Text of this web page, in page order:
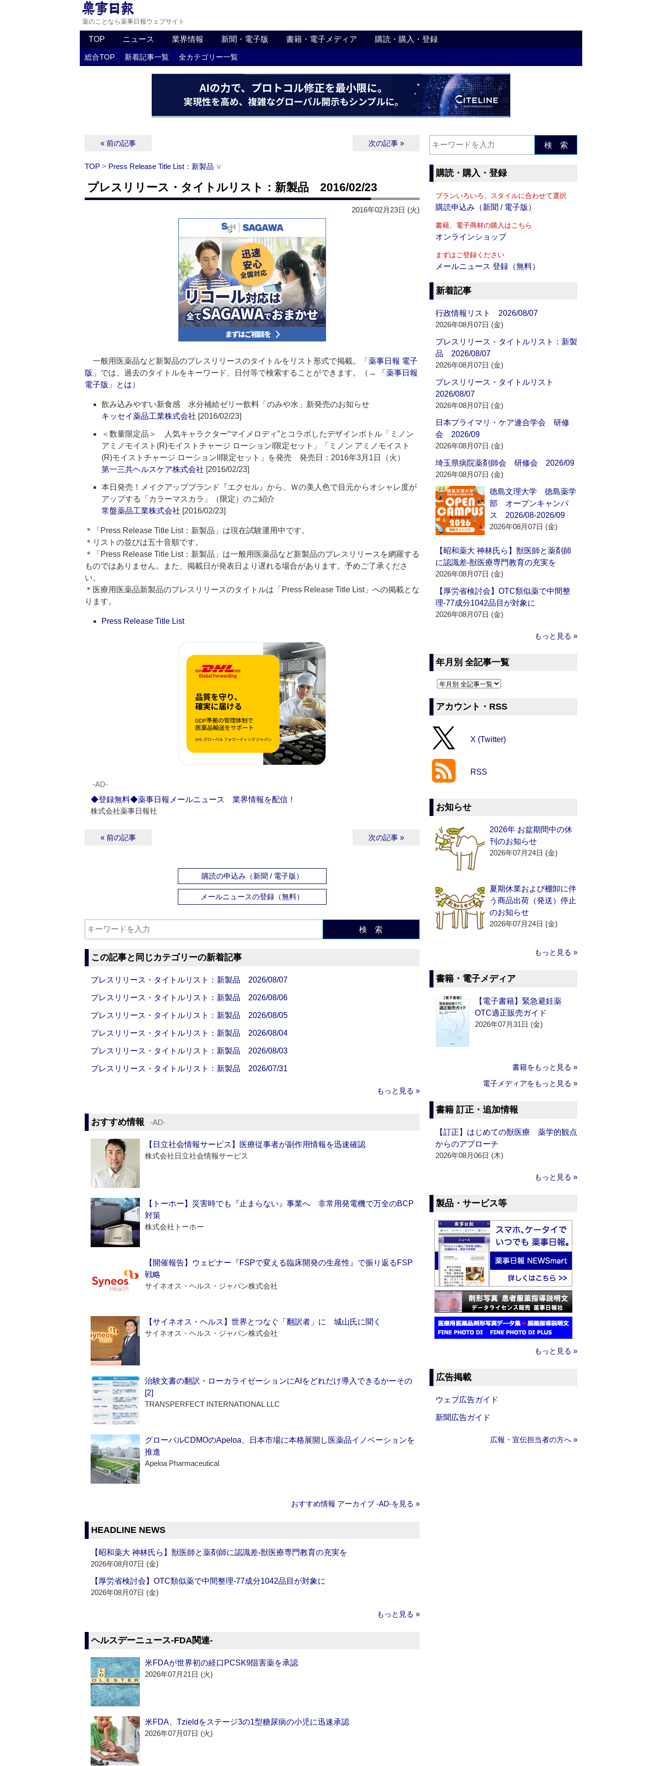
薬のことなら薬事日報ウェブサイト
TOP ニュース 業界情報 新聞・電子版 書籍・電子メディア 購読・購入・登録
総合TOP 新着記事一覧 全カテゴリー一覧
« 前の記事 次の記事 »
TOP > Press Release Title List：新製品 ∨
プレスリリース・タイトルリスト：新製品 2016/02/23
2016年02月23日 (火)
一般用医薬品など新製品のプレスリリースのタイトルをリスト形式で掲載。「 薬事日報 電子
版 」では、過去のタイトルをキーワード、日付等で検索することができます。（→
「薬事日報
電子版」とは）
飲み込みやすい新食感 水分補給ゼリー飲料「のみや水」新発売のお知らせ
キッセイ薬品工業株式会社 [2016/02/23]
＜数量限定品＞ 人気キャラクター“マイメロディ”とコラボしたデザインボトル「ミノン
アミノモイスト(R)モイストチャージ ローションI限定セット」「ミノン アミノモイスト
(R)モイストチャージ ローションII限定セット」を発売 発売日：2016年3月1日（火）
第一三共ヘルスケア株式会社 [2016/02/23]
本日発売！メイクアップブランド『エクセル』から、Ｗの美人色で目元からオシャレ度が
アップする「カラーマスカラ」（限定）のご紹介
常盤薬品工業株式会社 [2016/02/23]
＊「Press Release Title List：新製品」は現在試験運用中です。
＊リストの並びは五十音順です。
＊「Press Release Title List：新製品」は一般用医薬品など新製品のプレスリリースを網羅する
ものではありません。また、掲載日が発表日より遅れる場合があります。予めご了承くださ
い。
＊医療用医薬品新製品のプレスリリースのタイトルは「Press Release Title List」への掲載とな
ります。
Press Release Title List
‐AD‐
◆登録無料◆薬事日報メールニュース 業界情報を配信！
株式会社薬事日報社
« 前の記事 次の記事 »
購読の申込み（新聞 / 電子版）
メールニュースの登録（無料）
検 索
この記事と同じカテゴリーの新着記事
プレスリリース・タイトルリスト：新製品 2026/08/07
プレスリリース・タイトルリスト：新製品 2026/08/06
プレスリリース・タイトルリスト：新製品 2026/08/05
プレスリリース・タイトルリスト：新製品 2026/08/04
プレスリリース・タイトルリスト：新製品 2026/08/03
プレスリリース・タイトルリスト：新製品 2026/07/31
もっと見る »
おすすめ情報 ‐AD‐
【日立社会情報サービス】医療従事者が副作用情報を迅速確認
株式会社日立社会情報サービス
【トーホー】災害時でも『止まらない』事業へ 非常用発電機で万全のBCP
対策
株式会社トーホー
【開催報告】ウェビナー『FSPで変える臨床開発の生産性』で振り返るFSP
戦略
サイネオス・ヘルス・ジャパン株式会社
【サイネオス・ヘルス】世界とつなぐ「翻訳者」に 城山氏に聞く
サイネオス・ヘルス・ジャパン株式会社
治験文書の翻訳・ローカライゼーションにAIをどれだけ導入できるかーその
[2]
TRANSPERFECT INTERNATIONAL LLC
グローバルCDMOのApeloa、日本市場に本格展開し医薬品イノベーションを
推進
Apeloa Pharmaceutical
おすすめ情報 アーカイブ ‐AD‐を見る »
HEADLINE NEWS
【昭和薬大 神林氏ら】獣医師と薬剤師に認識差‐獣医療専門教育の充実を
2026年08月07日 (金)
【厚労省検討会】OTC類似薬で中間整理‐77成分1042品目が対象に
2026年08月07日 (金)
もっと見る »
ヘルスデーニュース‐FDA関連‐
米FDAが世界初の経口PCSK9阻害薬を承認
2026年07月21日 (火)
米FDA、Tzieldをステージ3の1型糖尿病の小児に迅速承認
2026年07月07日 (火)
検 索
購読・購入・登録
プランいろいろ、スタイルに合わせて選択
購読申込み（新聞 / 電子版）
書籍、電子商材の購入はこちら
オンラインショップ
まずはご登録ください
メールニュース 登録（無料）
新着記事
行政情報リスト 2026/08/07
2026年08月07日 (金)
プレスリリース・タイトルリスト：新製
品 2026/08/07
2026年08月07日 (金)
プレスリリース・タイトルリスト
2026/08/07
2026年08月07日 (金)
日本プライマリ・ケア連合学会 研修
会 2026/09
2026年08月07日 (金)
埼玉県病院薬剤師会 研修会 2026/09
2026年08月07日 (金)
徳島文理大学 徳島薬学
部 オープンキャンパ
ス 2026/08-2026/09
2026年08月07日 (金)
【昭和薬大 神林氏ら】獣医師と薬剤師
に認識差‐獣医療専門教育の充実を
2026年08月07日 (金)
【厚労省検討会】OTC類似薬で中間整
理‐77成分1042品目が対象に
2026年08月07日 (金)
もっと見る »
年月別 全記事一覧
アカウント・RSS
X (Twitter)
RSS
お知らせ
2026年 お盆期間中の休
刊のお知らせ
2026年07月24日 (金)
夏期休業および棚卸に伴
う商品出荷（発送）停止
のお知らせ
2026年07月24日 (金)
もっと見る »
書籍・電子メディア
【電子書籍】緊急避妊薬
OTC適正販売ガイド
2026年07月31日 (金)
書籍をもっと見る »
電子メディアをもっと見る »
書籍 訂正・追加情報
【訂正】はじめての獣医療 薬学的観点
からのアプローチ
2026年08月06日 (木)
もっと見る »
製品・サービス等
もっと見る »
広告掲載
ウェブ広告ガイド
新聞広告ガイド
広報・宣伝担当者の方へ »